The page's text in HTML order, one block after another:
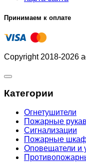
Принимаем к оплате
Copyright 2018-2026
Категории
Огнетушители
Пожарные
Сигнализации
Пожарные
Оповещатели и